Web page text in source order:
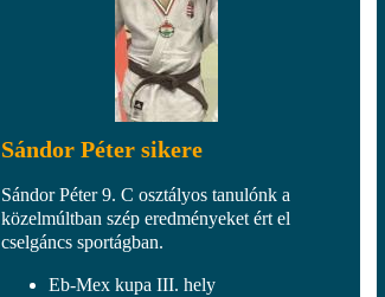
Sándor Péter sikere
Sándor Péter 9. C osztályos tanulónk a
közelmúltban szép eredményeket ért el
cselgáncs sportágban.
Eb-Mex kupa III. hely